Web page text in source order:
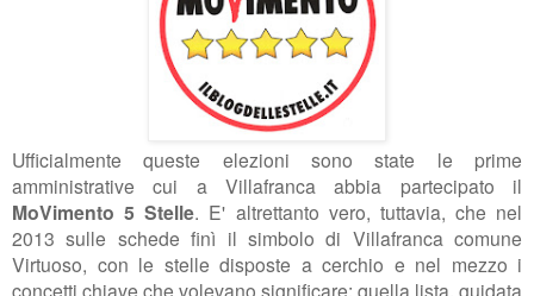
Ufficialmente queste elezioni sono state le prime
amministrative cui a Villafranca abbia partecipato il
MoVimento 5 Stelle. E' altrettanto vero, tuttavia, che nel
2013 sulle schede finì il simbolo di Villafranca comune
Virtuoso, con le stelle disposte a cerchio e nel mezzo i
concetti chiave che volevano significare; quella lista, guidata